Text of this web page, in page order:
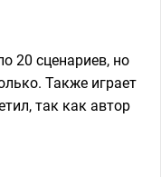
20 сценариев, но
Также играет
так как автор